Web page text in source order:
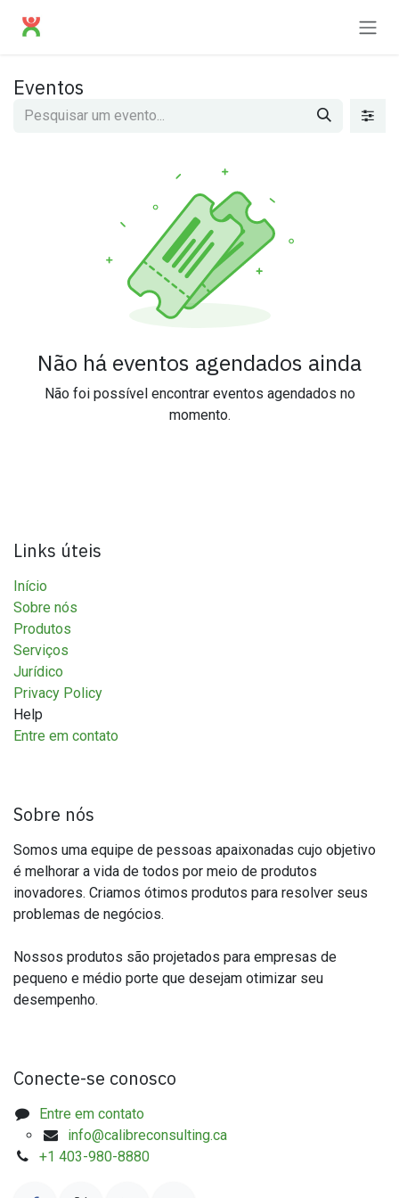
Eventos
Não há eventos agendados ainda
Não foi possível encontrar eventos agendados no
momento.
Links úteis
Início
Sobre nós
Produtos
Serviços
Jurídico
Privacy Policy
Help
Entre em contato
Sobre nós
Somos uma equipe de pessoas apaixonadas cujo objetivo
é melhorar a vida de todos por meio de produtos
inovadores. Criamos ótimos produtos para resolver seus
problemas de negócios.
Nossos produtos são projetados para empresas de
pequeno e médio porte que desejam otimizar seu
desempenho.
Conecte-se conosco
Entre em contato
info@calibreconsulting.ca
+1 403-980-8880